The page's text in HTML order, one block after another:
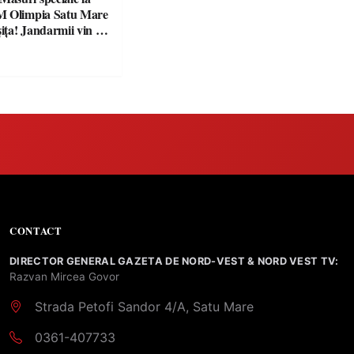
Olimpia Satu Mare
Jandarmii vin cu
CONTACT
DIRECTOR GENERAL GAZETA DE NORD-VEST & NORD VEST TV:
Razvan Mircea Govor
Strada Petofi Sandor 4/A, Satu Mare
0361-407733